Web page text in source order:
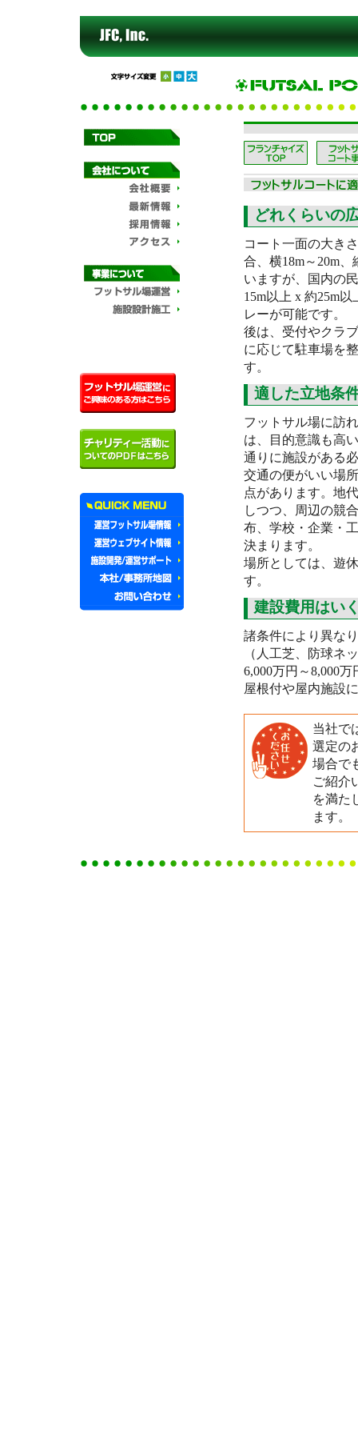
どれくらいの
コート一面の大き
合、横18m～20m、
いますが、国内の
15m以上 x 約25m
レーが可能です。
後は、受付やクラ
に応じて駐車場を
す。
適した立地条
フットサル場に訪
は、目的意識も高
通りに施設がある
交通の便がいい場
点があります。地
しつつ、周辺の競
布、学校・企業・
決まります。
場所としては、遊
す。
建設費用はい
諸条件により異な
（人工芝、防球ネ
6,000万円～8,000
屋根付や屋内施設
当社で
選定の
場合で
ご紹介
を満た
ます。